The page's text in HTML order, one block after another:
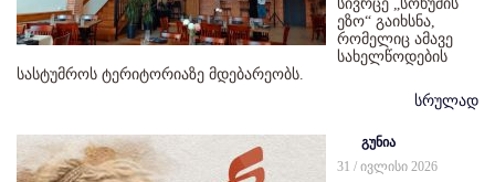
სივრცე „სოხუმის
ეზო“ გაიხსნა,
რომელიც ამავე
სახელწოდების
სასტუმროს ტერიტორიაზე მდებარეობს.
სრულად
გუნია
31 / ივლისი 2026